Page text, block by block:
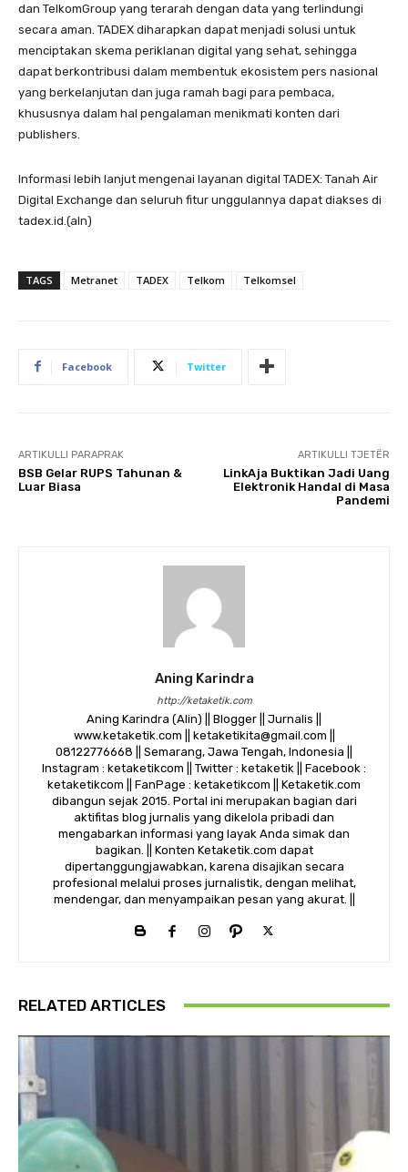
dan TelkomGroup yang terarah dengan data yang terlindungi
secara aman. TADEX diharapkan dapat menjadi solusi untuk
menciptakan skema periklanan digital yang sehat, sehingga
dapat berkontribusi dalam membentuk ekosistem pers nasional
yang berkelanjutan dan juga ramah bagi para pembaca,
khususnya dalam hal pengalaman menikmati konten dari
publishers.
Informasi lebih lanjut mengenai layanan digital TADEX: Tanah Air
Digital Exchange dan seluruh fitur unggulannya dapat diakses di
tadex.id.(aln)
TAGS Metranet TADEX Telkom Telkomsel
Facebook Twitter
ARTIKULLI PARAPRAK
BSB Gelar RUPS Tahunan &
Luar Biasa
ARTIKULLI TJETËR
LinkAja Buktikan Jadi Uang
Elektronik Handal di Masa
Pandemi
Aning Karindra
http://ketaketik.com
Aning Karindra (Alin) || Blogger || Jurnalis ||
www.ketaketik.com || ketaketikita@gmail.com ||
08122776668 || Semarang, Jawa Tengah, Indonesia ||
Instagram : ketaketikcom || Twitter : ketaketik || Facebook :
ketaketikcom || FanPage : ketaketikcom || Ketaketik.com
dibangun sejak 2015. Portal ini merupakan bagian dari
aktifitas blog jurnalis yang dikelola pribadi dan
mengabarkan informasi yang layak Anda simak dan
bagikan. || Konten Ketaketik.com dapat
dipertanggungjawabkan, karena disajikan secara
profesional melalui proses jurnalistik, dengan melihat,
mendengar, dan menyampaikan pesan yang akurat. ||
RELATED ARTICLES